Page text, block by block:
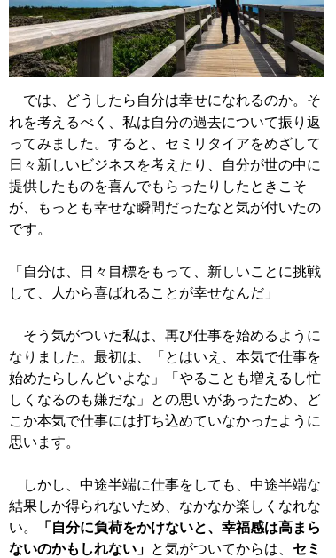
では、どうしたら自分は幸せになれるのか。そ
れを考えるべく、私は自分の過去について振り返
ってみました。すると、セミリタイアをめざして
日々新しいビジネスを考えたり、自分が世の中に
提供したものを喜んでもらったりしたときこそ
が、もっとも幸せな瞬間だったなと気が付いたの
です。
「自分は、日々目標をもって、新しいことに挑戦
して、人から喜ばれることが幸せなんだ」
そう気がついた私は、再び仕事を始めるように
なりました。最初は、「とはいえ、本気で仕事を
始めたらしんどいよな」「やることも増えるし忙
しくなるのも嫌だな」との思いがあったため、ど
こか本気で仕事には打ち込めていなかったように
思います。
しかし、中途半端に仕事をしても、中途半端な
結果しか得られないため、なかなか楽しくなれな
い。
「自分に負荷をかけないと、幸福感は高まら
ないのかもしれない」 と気がついてからは、 セミ